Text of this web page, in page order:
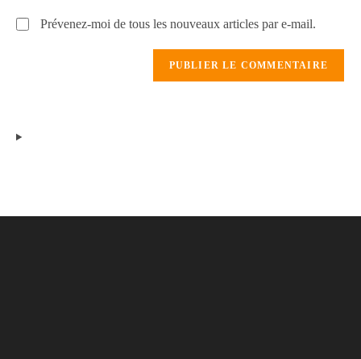
Prévenez-moi de tous les nouveaux articles par e-mail.